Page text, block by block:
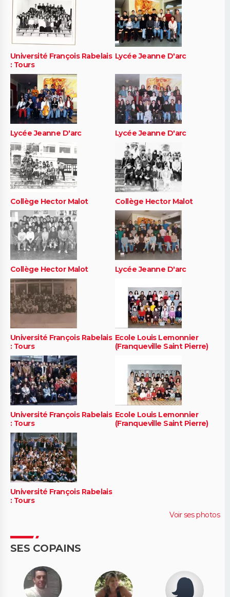
Université François Rabelais
: Tours
Lycée Jeanne D'arc
Lycée Jeanne D'arc Lycée Jeanne D'arc
Collège Hector Malot Collège Hector Malot
Collège Hector Malot Lycée Jeanne D'arc
Université François Rabelais
: Tours
Ecole Louis Lemonnier
(Franqueville Saint Pierre)
Université François Rabelais
: Tours
Ecole Louis Lemonnier
(Franqueville Saint Pierre)
Université François Rabelais
: Tours
Voir ses photos
SES COPAINS